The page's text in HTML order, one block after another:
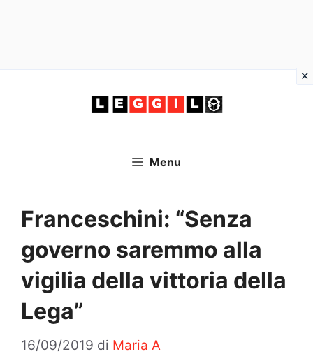
Menu
Franceschini: “Senza
governo saremmo alla
vigilia della vittoria della
Lega”
16/09/2019 di Maria A